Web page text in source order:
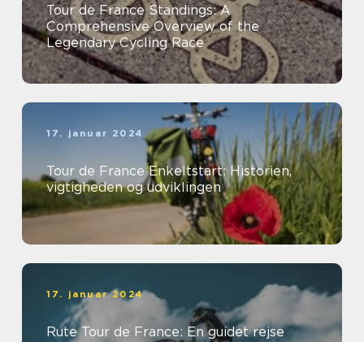
Tour de France Standings: A
Comprehensive Overview of the
Legendary Cycling Race
17. januar 2024
Tour de France Enkeltstart: Historien,
vigtigheden og udviklingen
17. januar 2024
Rute Tour de France: En guidet rejse